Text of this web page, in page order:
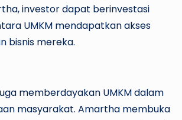
investor dapat berinvestasi
UMKM mendapatkan akses
bisnis mereka.
memberdayakan UMKM dalam
masyarakat. Amartha membuka